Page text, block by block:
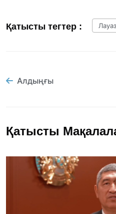
Қатысты тегтер :
Алдыңғы
Қатысты